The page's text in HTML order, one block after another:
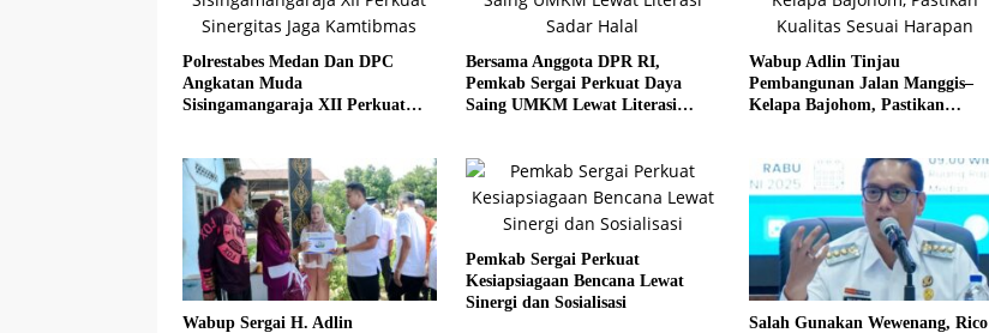
Polrestabes Medan Dan DPC
Angkatan Muda
Sisingamangaraja XII Perkuat
Bersama Anggota DPR RI,
Pemkab Sergai Perkuat Daya
Saing UMKM Lewat Literasi
Wabup Adlin Tinjau
Pembangunan Jalan Manggis–
Kelapa Bajohom, Pastikan
Wabup Sergai H. Adlin
Pemkab Sergai Perkuat
Kesiapsiagaan Bencana Lewat
Sinergi dan Sosialisasi
Salah Gunakan Wewenang, Rico